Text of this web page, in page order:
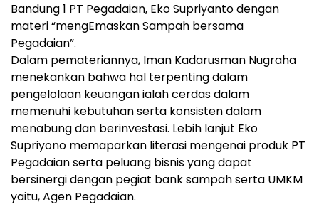
Bandung 1 PT Pegadaian, Eko Supriyanto dengan
materi “mengEmaskan Sampah bersama
Pegadaian”.
Dalam pemateriannya, Iman Kadarusman Nugraha
menekankan bahwa hal terpenting dalam
pengelolaan keuangan ialah cerdas dalam
memenuhi kebutuhan serta konsisten dalam
menabung dan berinvestasi. Lebih lanjut Eko
Supriyono memaparkan literasi mengenai produk PT
Pegadaian serta peluang bisnis yang dapat
bersinergi dengan pegiat bank sampah serta UMKM
yaitu, Agen Pegadaian.